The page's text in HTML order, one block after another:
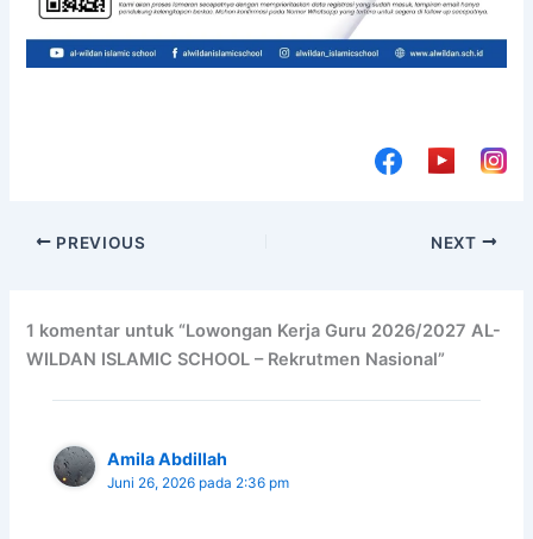
PREVIOUS NEXT
1 komentar untuk “Lowongan Kerja Guru 2026/2027 AL-
WILDAN ISLAMIC SCHOOL – Rekrutmen Nasional”
Amila Abdillah
Juni 26, 2026 pada 2:36 pm